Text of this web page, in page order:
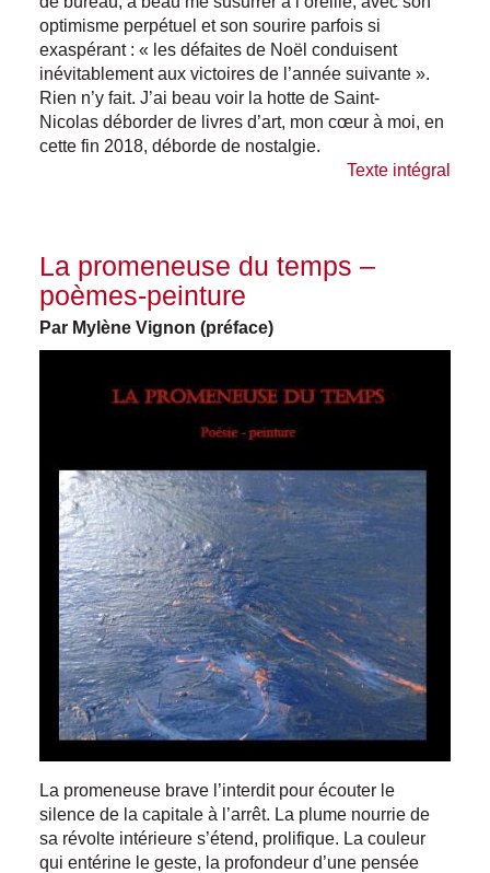
optimisme perpétuel et son sourire parfois si
exaspérant : « les défaites de Noël conduisent
inévitablement aux victoires de l’année suivante ».
Rien n’y fait. J’ai beau voir la hotte de Saint-
Nicolas déborder de livres d’art, mon cœur à moi, en
cette fin 2018, déborde de nostalgie.
Texte intégral
La promeneuse du temps –
poèmes-peinture
Par Mylène Vignon (préface)
La promeneuse brave l’interdit pour écouter le
silence de la capitale à l’arrêt. La plume nourrie de
sa révolte intérieure s’étend, prolifique. La couleur
qui entérine le geste, la profondeur d’une pensée